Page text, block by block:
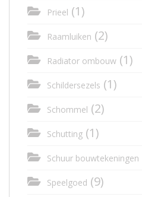
Prieel (1)
Raamluiken (2)
Radiator ombouw (1)
Schildersezels (1)
Schommel (2)
Schutting (1)
Schuur bouwtekeningen
Speelgoed (9)